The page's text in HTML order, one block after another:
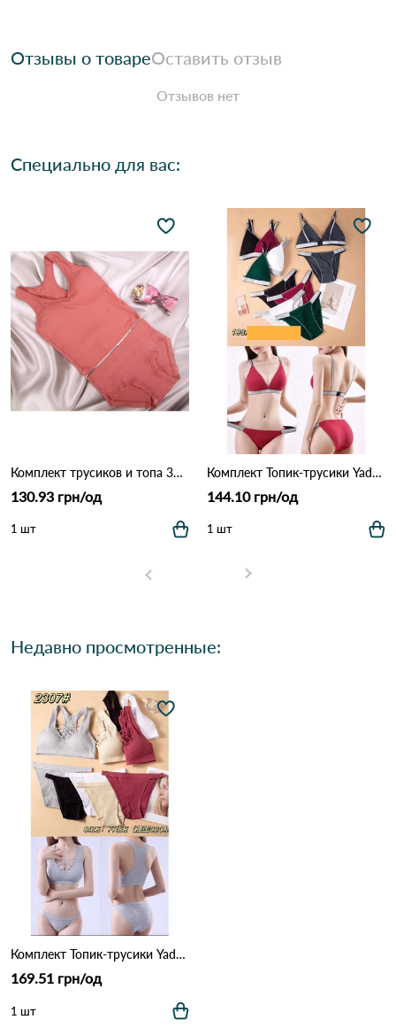
Отзывы о товареОставить отзыв
Отзывов нет
Специально для вас:
Комплект трусиков и топа 3028 Терракотовый
130.93 грн/од
1 шт
Комплект Топик-трусики Yadali 198 Различные цвета
144.10 грн/од
1 шт
Недавно просмотренные:
Комплект Топик-трусики Yadali 2307 Различные цвета
169.51 грн/од
1 шт